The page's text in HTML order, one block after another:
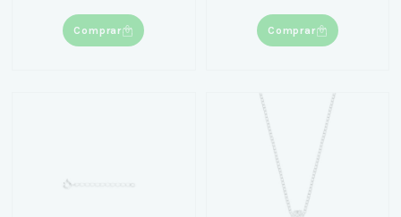
Comprar Comprar